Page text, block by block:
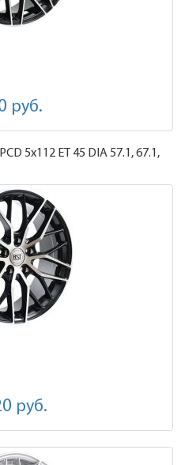
руб.
PCD 5x112 ET 45 DIA 57.1, 67.1,
руб.